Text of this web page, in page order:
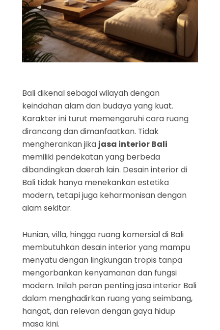
Bali dikenal sebagai wilayah dengan
keindahan alam dan budaya yang kuat.
Karakter ini turut memengaruhi cara ruang
dirancang dan dimanfaatkan. Tidak
mengherankan jika jasa interior Bali
memiliki pendekatan yang berbeda
dibandingkan daerah lain. Desain interior di
Bali tidak hanya menekankan estetika
modern, tetapi juga keharmonisan dengan
alam sekitar.
Hunian, villa, hingga ruang komersial di Bali
membutuhkan desain interior yang mampu
menyatu dengan lingkungan tropis tanpa
mengorbankan kenyamanan dan fungsi
modern. Inilah peran penting jasa interior Bali
dalam menghadirkan ruang yang seimbang,
hangat, dan relevan dengan gaya hidup
masa kini.